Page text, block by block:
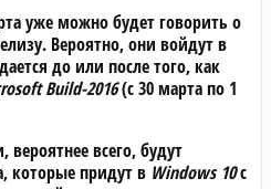
уже можно будет говорить о
Вероятно, они войдут в
до или после того, как
Build-2016(с 30 марта по 1
всего, будут
которые придут в Windows 10с